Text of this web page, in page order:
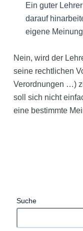
Ein guter
darauf
eigene
Nein, wird der
seine rechtlichen
Verordnungen …)
soll sich nicht
eine bestimmte
Suche